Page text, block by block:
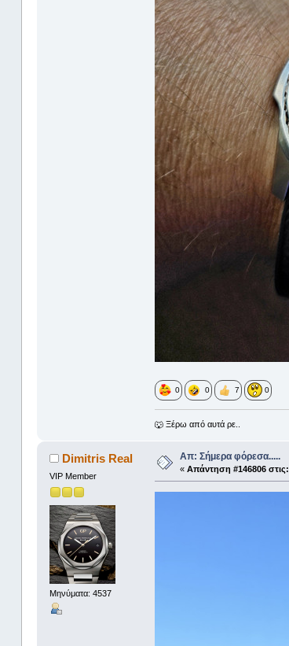
0 0 7 0
🐺 Ξέρω από αυτά ρε..
Dimitris Real
VIP Member
Μηνύματα: 4537
Απ: Σήμερα φόρεσα.....
« Απάντηση #146806 στις: